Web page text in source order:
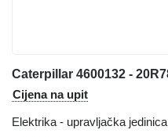
Cijena na upit
Elektrika - upravljačka jedinica